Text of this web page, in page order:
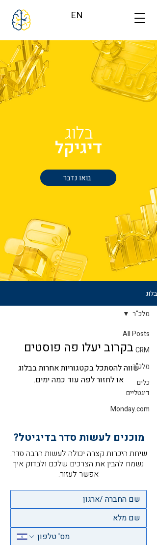
EN
בלוג
דיגיקל
בואו נדבר
בלוג
All Posts
CRM
מלכ"ר
כלים
דיגטליים
Monday.com
מלכ"ר
בקרוב יעלו פה פוסטים
שווה להסתכל בקטגוריות אחרות בבלוג
או לחזור לפה עוד כמה ימים.
מוכנים לעשות סדר בדיגיטל?
שיחת היכרות קצרה יכולה לעשות הרבה סדר.
נשמח להבין את הצרכים שלכם ולבדוק איך
אפשר לעזור.